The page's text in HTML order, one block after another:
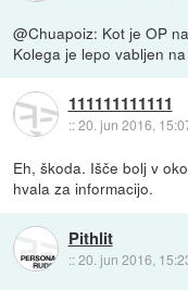
@Chuapoiz: Kot je OP
Kolega je lepo vabljen
111111111111
::20. jun 2016,
Eh, škoda. Išče bolj v
hvala za informacijo.
Pithlit
::20. jun 2016,